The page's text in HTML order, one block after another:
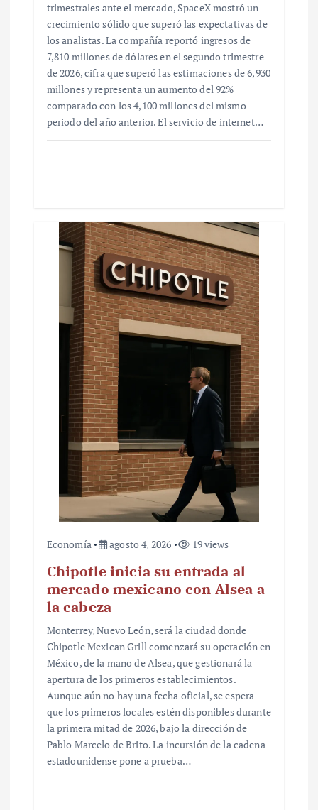
trimestrales ante el mercado, SpaceX mostró un
crecimiento sólido que superó las expectativas de
los analistas. La compañía reportó ingresos de
7,810 millones de dólares en el segundo trimestre
de 2026, cifra que superó las estimaciones de 6,930
millones y representa un aumento del 92%
comparado con los 4,100 millones del mismo
periodo del año anterior. El servicio de internet…
Economía agosto 4, 2026 19 views
Chipotle inicia su entrada al
mercado mexicano con Alsea a
la cabeza
Monterrey, Nuevo León, será la ciudad donde
Chipotle Mexican Grill comenzará su operación en
México, de la mano de Alsea, que gestionará la
apertura de los primeros establecimientos.
Aunque aún no hay una fecha oficial, se espera
que los primeros locales estén disponibles durante
la primera mitad de 2026, bajo la dirección de
Pablo Marcelo de Brito. La incursión de la cadena
estadounidense pone a prueba…